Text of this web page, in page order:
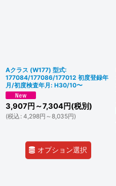
Aクラス (W177) 型式:
177084/177086/177012 初度登録年
月/初度検査年月: H30/10〜
3,907 円 ～7,304円(税別)
(税込 : 4,298円 ～8,035円)
オプション選択